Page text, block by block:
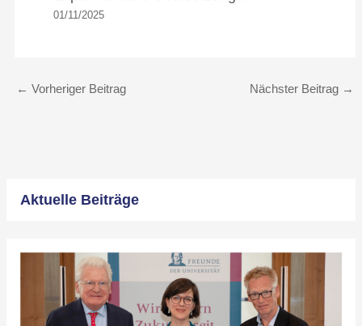
Aktuelle Beiträge
01/11/2025
← Vorheriger Beitrag Nächster Beitrag →